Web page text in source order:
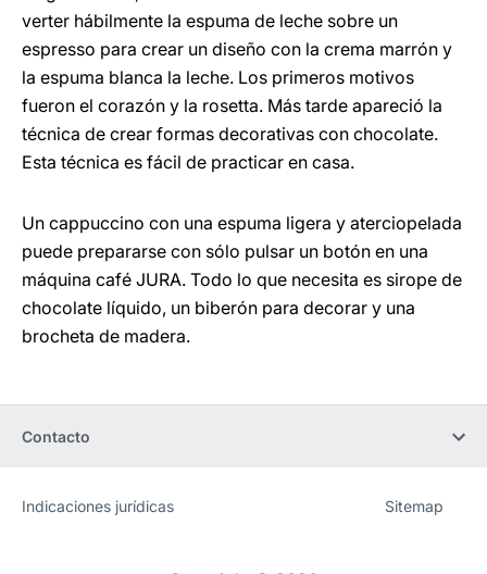
verter hábilmente la espuma de leche sobre un
espresso para crear un diseño con la crema marrón y
la espuma blanca la leche. Los primeros motivos
fueron el corazón y la rosetta. Más tarde apareció la
técnica de crear formas decorativas con chocolate.
Esta técnica es fácil de practicar en casa.
Un cappuccino con una espuma ligera y aterciopelada
puede prepararse con sólo pulsar un botón en una
máquina café JURA. Todo lo que necesita es sirope de
chocolate líquido, un biberón para decorar y una
brocheta de madera.
Contacto
Sitio
[Website
Indicaciones jurídicas Sitemap